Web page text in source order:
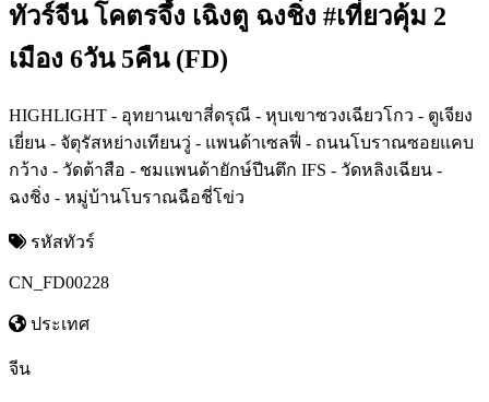
ทัวร์จีน โคตรจึ้ง เฉิงตู ฉงชิ่ง #เที่ยวคุ้ม 2
เมือง 6วัน 5คืน (FD)
HIGHLIGHT - อุทยานเขาสี่ดรุณี - หุบเขาซวงเฉียวโกว - ตูเจียง
เยี่ยน - จัตุรัสหย่างเทียนวู่ - แพนด้าเซลฟี่ - ถนนโบราณซอยแคบ
กว้าง - วัดต้าสือ - ชมแพนด้ายักษ์ปีนตึก IFS - วัดหลิงเฉียน -
ฉงชิ่ง - หมู่บ้านโบราณฉือชี่โข่ว
รหัสทัวร์
CN_FD00228
ประเทศ
จีน